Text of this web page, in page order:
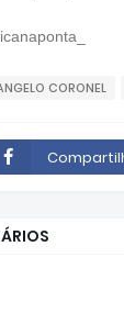
CORONEL